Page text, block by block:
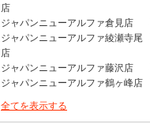
店
ジャパンニューアルファ倉見店
ジャパンニューアルファ綾瀬寺尾
店
ジャパンニューアルファ藤沢店
ジャパンニューアルファ鶴ヶ峰店
全てを表示する